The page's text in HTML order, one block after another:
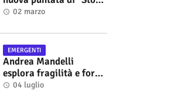
di Musica", in onda sul
Alberto Salerno
02 marzo
EMERGENTI
Andrea Mandelli
esplora fragilità e forza
nel videoclip di “Sofia”
04 luglio